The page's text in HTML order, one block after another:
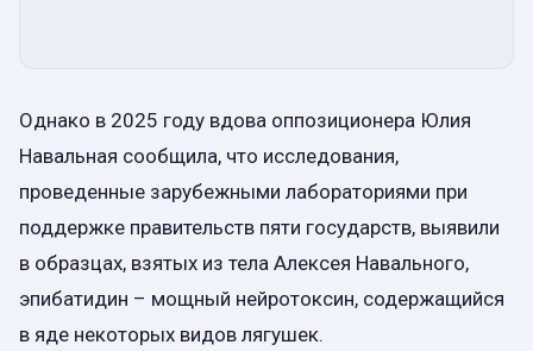
Однако в 2025 году вдова оппозиционера Юлия
Навальная сообщила, что исследования,
проведенные зарубежными лабораториями при
поддержке правительств пяти государств, выявили
в образцах, взятых из тела Алексея Навального,
эпибатидин – мощный нейротоксин, содержащийся
в яде некоторых видов лягушек.